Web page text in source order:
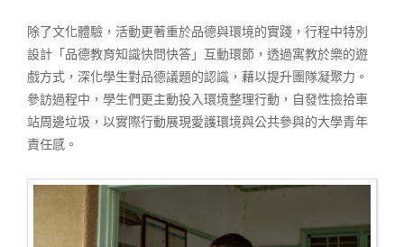
除了文化體驗，活動更著重於品德與環境的實踐，行程中特別
設計「品德教育知識快問快答」互動環節，透過寓教於樂的遊
戲方式，深化學生對品德議題的認識，藉以提升團隊凝聚力。
參訪過程中，學生們更主動投入環境整理行動，自發性撿拾車
站周邊垃圾，以實際行動展現愛護環境與公共參與的大學青年
責任感。